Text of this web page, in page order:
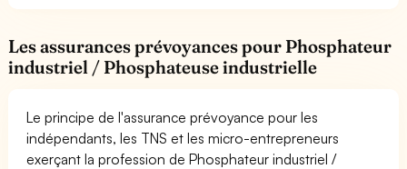
Les assurances prévoyances pour Phosphateur
industriel / Phosphateuse industrielle
Le principe de l'assurance prévoyance pour les
indépendants, les TNS et les micro-entrepreneurs
exerçant la profession de Phosphateur industriel /